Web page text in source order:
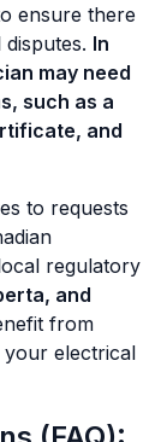
ensure there
In
may need
such as a
and
to requests
regulatory
and
from
electrical